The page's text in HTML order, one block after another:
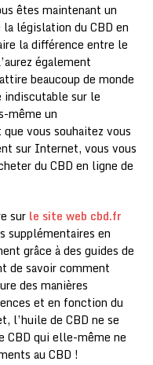
êtes maintenant un
législation du CBD en
la différence entre le
également
beaucoup de monde
indiscutable sur le
même un
vous souhaitez vous
sur Internet, vous vous
du CBD en ligne de
sur le site web cbd.fr
supplémentaires en
grâce à des guides de
de savoir comment
des manières
et en fonction du
l’huile de CBD ne se
CBD qui elle-même ne
au CBD !